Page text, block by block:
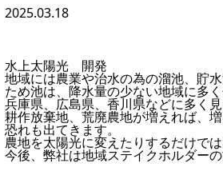
2025.03.18
水上太陽光 開発
地域には農業や治水の為の溜池、貯
ため池は、降水量の少ない地域に多
兵庫県、広島県、香川県などに多く
耕作放棄地、荒廃農地が増えれば、
恐れも出てきます。
農地を太陽光に変えたりするだけで
今後、弊社は地域ステイクホルダー